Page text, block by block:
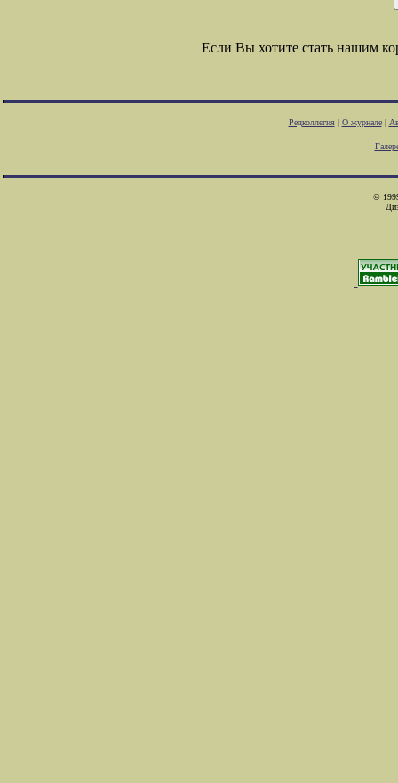
Если Вы хотите стать нашим
Редколлегия| О журнале|
©